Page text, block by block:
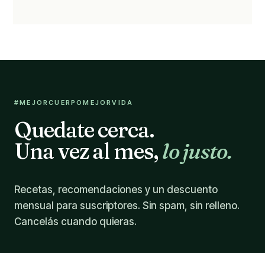
#MEJORCUERPOMEJORVIDA
Quedate cerca.
Una vez al mes,lo justo.
Recetas, recomendaciones y un descuento
mensual para suscriptores. Sin spam, sin relleno.
Cancelás cuando quieras.